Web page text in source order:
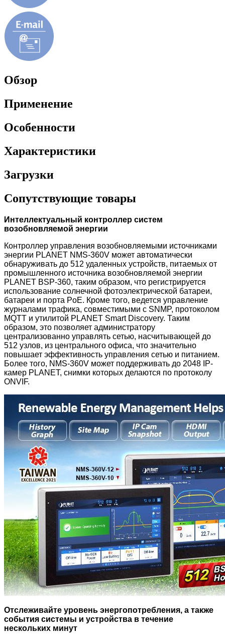
Обзор
Применение
Особенности
Характеристики
Загрузки
Сопутствующие товары
Интеллектуальный контроллер систем
возобновляемой энергии
Контроллер управления возобновляемыми источниками
энергии PLANET NMS-360V может автоматически
обнаруживать до 512 удаленных устройств, питаемых от
промышленного источника возобновляемой энергии
PLANET BSP-360, таким образом, что регистрируется
использование солнечной фотоэлектрической батареи,
батареи и порта PoE. Кроме того, ведется управление
журналами трафика, совместимыми с SNMP, протоколом
MQTT и утилитой PLANET Smart Discovery. Таким
образом, это позволяет администратору
централизованно управлять сетью, насчитывающей до
512 узлов, из центрального офиса, что значительно
повышает эффективность управления сетью и питанием.
Более того, NMS-360V может поддерживать до 2048 IP-
камер PLANET, снимки которых делаются по протоколу
ONVIF.
Отслеживайте уровень энергопотребления, а также
события системы и устройства в течение
нескольких минут